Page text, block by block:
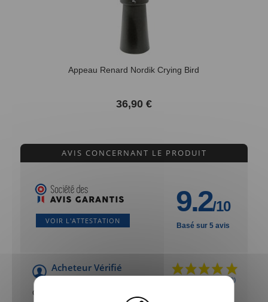
Appeau Renard Nordik Crying Bird
36,90 €
AVIS CONCERNANT LE PRODUIT
VOIR L'ATTESTATION
9.2/10
Basé sur 5 avis
Acheteur Vérifié
(Date de commande : 03/06/2022)
Ok,parfait.